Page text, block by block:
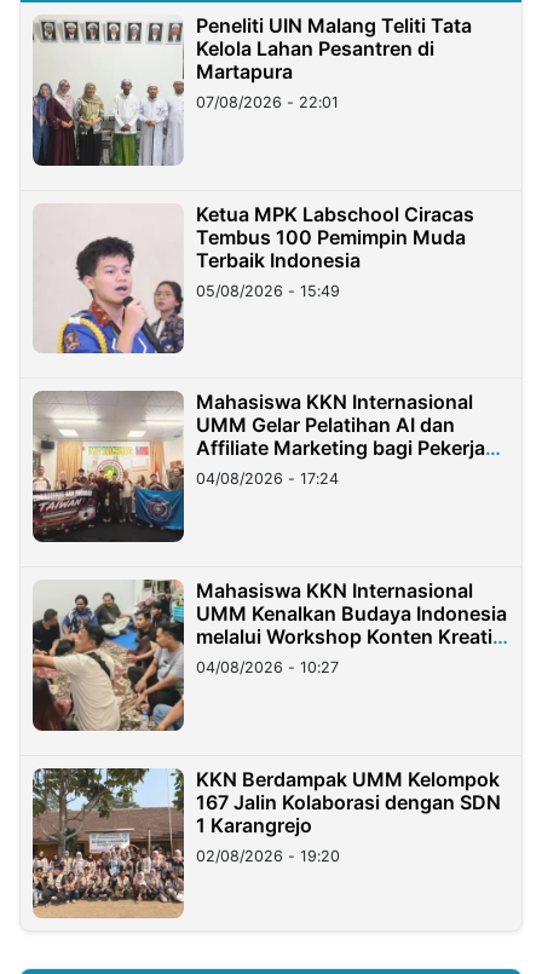
Peneliti UIN Malang Teliti Tata
Kelola Lahan Pesantren di
Martapura
07/08/2026 - 22:01
Ketua MPK Labschool Ciracas
Tembus 100 Pemimpin Muda
Terbaik Indonesia
05/08/2026 - 15:49
Mahasiswa KKN Internasional
UMM Gelar Pelatihan AI dan
Affiliate Marketing bagi Pekerja
Migran Indonesia di Taiwan
04/08/2026 - 17:24
Mahasiswa KKN Internasional
UMM Kenalkan Budaya Indonesia
melalui Workshop Konten Kreatif
di Taiwan
04/08/2026 - 10:27
KKN Berdampak UMM Kelompok
167 Jalin Kolaborasi dengan SDN
1 Karangrejo
02/08/2026 - 19:20